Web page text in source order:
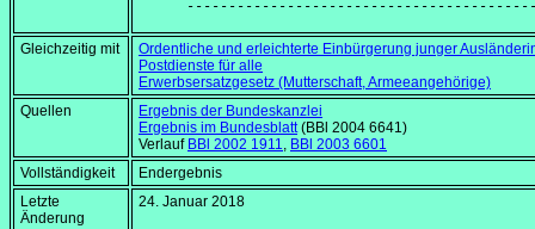
Gleichzeitig mit
Ordentliche und erleichterte Einbürgerung junger
Postdienste für alle
Erwerbsersatzgesetz (Mutterschaft, Armeeangehörige)
Quellen
Ergebnis der Bundeskanzlei
Ergebnis im Bundesblatt(BBl 2004 6641)
Verlauf BBl 2002 1911, BBl 2003 6601
Vollständigkeit
Endergebnis
Letzte
Änderung
24. Januar 2018